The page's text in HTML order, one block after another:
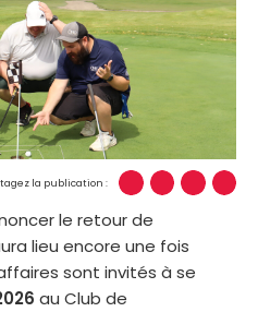
la publication :
le retour de
lieu encore une fois
sont invités à se
au Club de